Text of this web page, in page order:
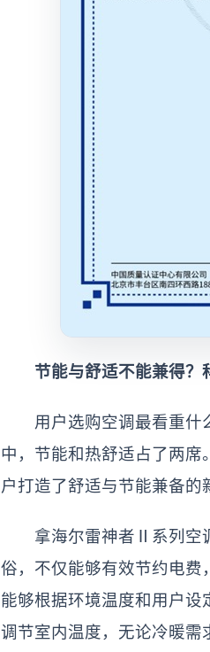
节能与舒适不能兼得？
用户选购空调最看重什么
中，节能和热舒适占了两席
户打造了舒适与节能兼备的
拿海尔雷神者Ⅱ系列空调
俗，不仅能够有效节约电费
能够根据环境温度和用户
调节室内温度，无论冷暖需